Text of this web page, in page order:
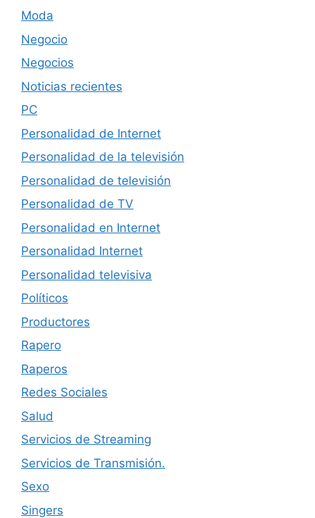
Moda
Negocio
Negocios
Noticias recientes
PC
Personalidad de Internet
Personalidad de la televisión
Personalidad de televisión
Personalidad de TV
Personalidad en Internet
Personalidad Internet
Personalidad televisiva
Políticos
Productores
Rapero
Raperos
Redes Sociales
Salud
Servicios de Streaming
Servicios de Transmisión.
Sexo
Singers